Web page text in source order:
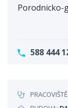
Porodnicko-
588 444
PRACOVIŠTĚ: